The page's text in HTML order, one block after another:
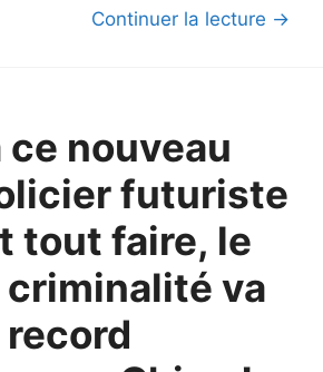
Continuer la lecture →
ce nouveau
futuriste
tout faire, le
va